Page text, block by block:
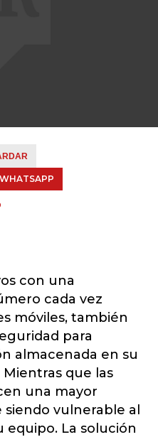
con una
cada vez
móviles, también
para
almacenada en su
que las
una mayor
vulnerable al
equipo. La solución